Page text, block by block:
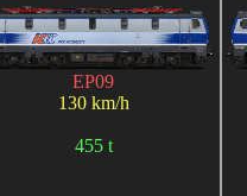
EP09
130 km/h
455 t